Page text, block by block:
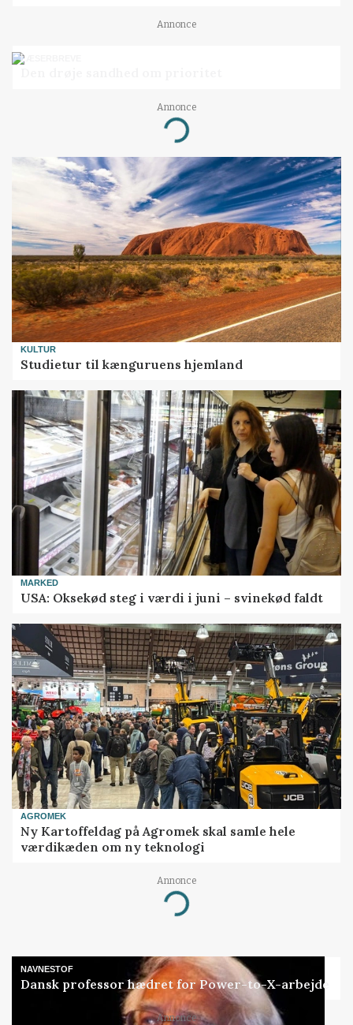
Annonce
LÆSERBREVE
Annonce
Loading...
KULTUR
Studietur til kænguruens hjemland
MARKED
USA: Oksekød steg i værdi i juni – svinekød faldt
AGROMEK
Ny Kartoffeldag på Agromek skal samle hele
værdikæden om ny teknologi
Annonce
Loading...
NAVNESTOF
Dansk professor hædret for Power-to-X-arbejde
Annonce